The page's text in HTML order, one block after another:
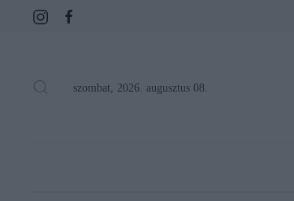
szombat, 2026. augusztus 08.